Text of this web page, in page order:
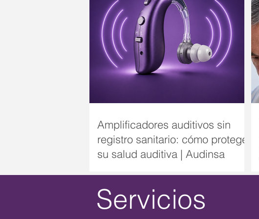
Amplificadores auditivos sin
registro sanitario: cómo proteger
su salud auditiva | Audinsa
Servicios